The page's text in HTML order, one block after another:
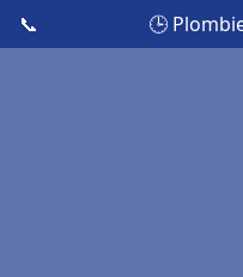
📞 🕒